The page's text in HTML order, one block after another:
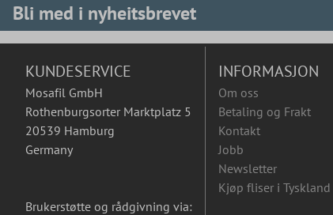
Bli med i nyheitsbrevet
KUNDESERVICE
Mosafil GmbH
Rothenburgsorter Marktplatz 5
20539 Hamburg
Germany
Brukerstøtte og rådgivning via:
INFORMASJON
Om oss
Betaling og Frakt
Kontakt
Jobb
Newsletter
Kjøp fliser i Tyskland